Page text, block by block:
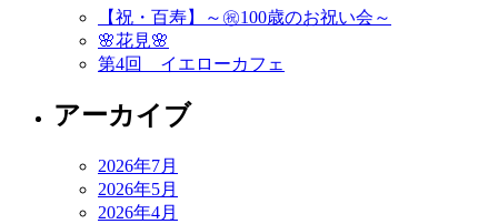
【祝・百寿】～㊗️100歳のお祝い会～
🌸花見🌸
第4回 イエローカフェ
アーカイブ
2026年7月
2026年5月
2026年4月